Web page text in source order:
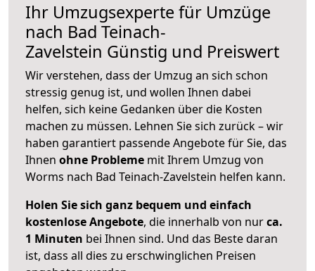
Ihr Umzugsexperte für Umzüge
nach Bad Teinach-
Zavelstein Günstig und Preiswert
Wir verstehen, dass der Umzug an sich schon
stressig genug ist, und wollen Ihnen dabei
helfen, sich keine Gedanken über die Kosten
machen zu müssen. Lehnen Sie sich zurück – wir
haben garantiert passende Angebote für Sie, das
Ihnen ohne Probleme mit Ihrem Umzug von
Worms nach Bad Teinach-Zavelstein helfen kann.
Holen Sie sich ganz bequem und einfach
kostenlose Angebote, die innerhalb von nurca.
1 Minuten bei Ihnen sind. Und das Beste daran
ist, dass all dies zu erschwinglichen Preisen